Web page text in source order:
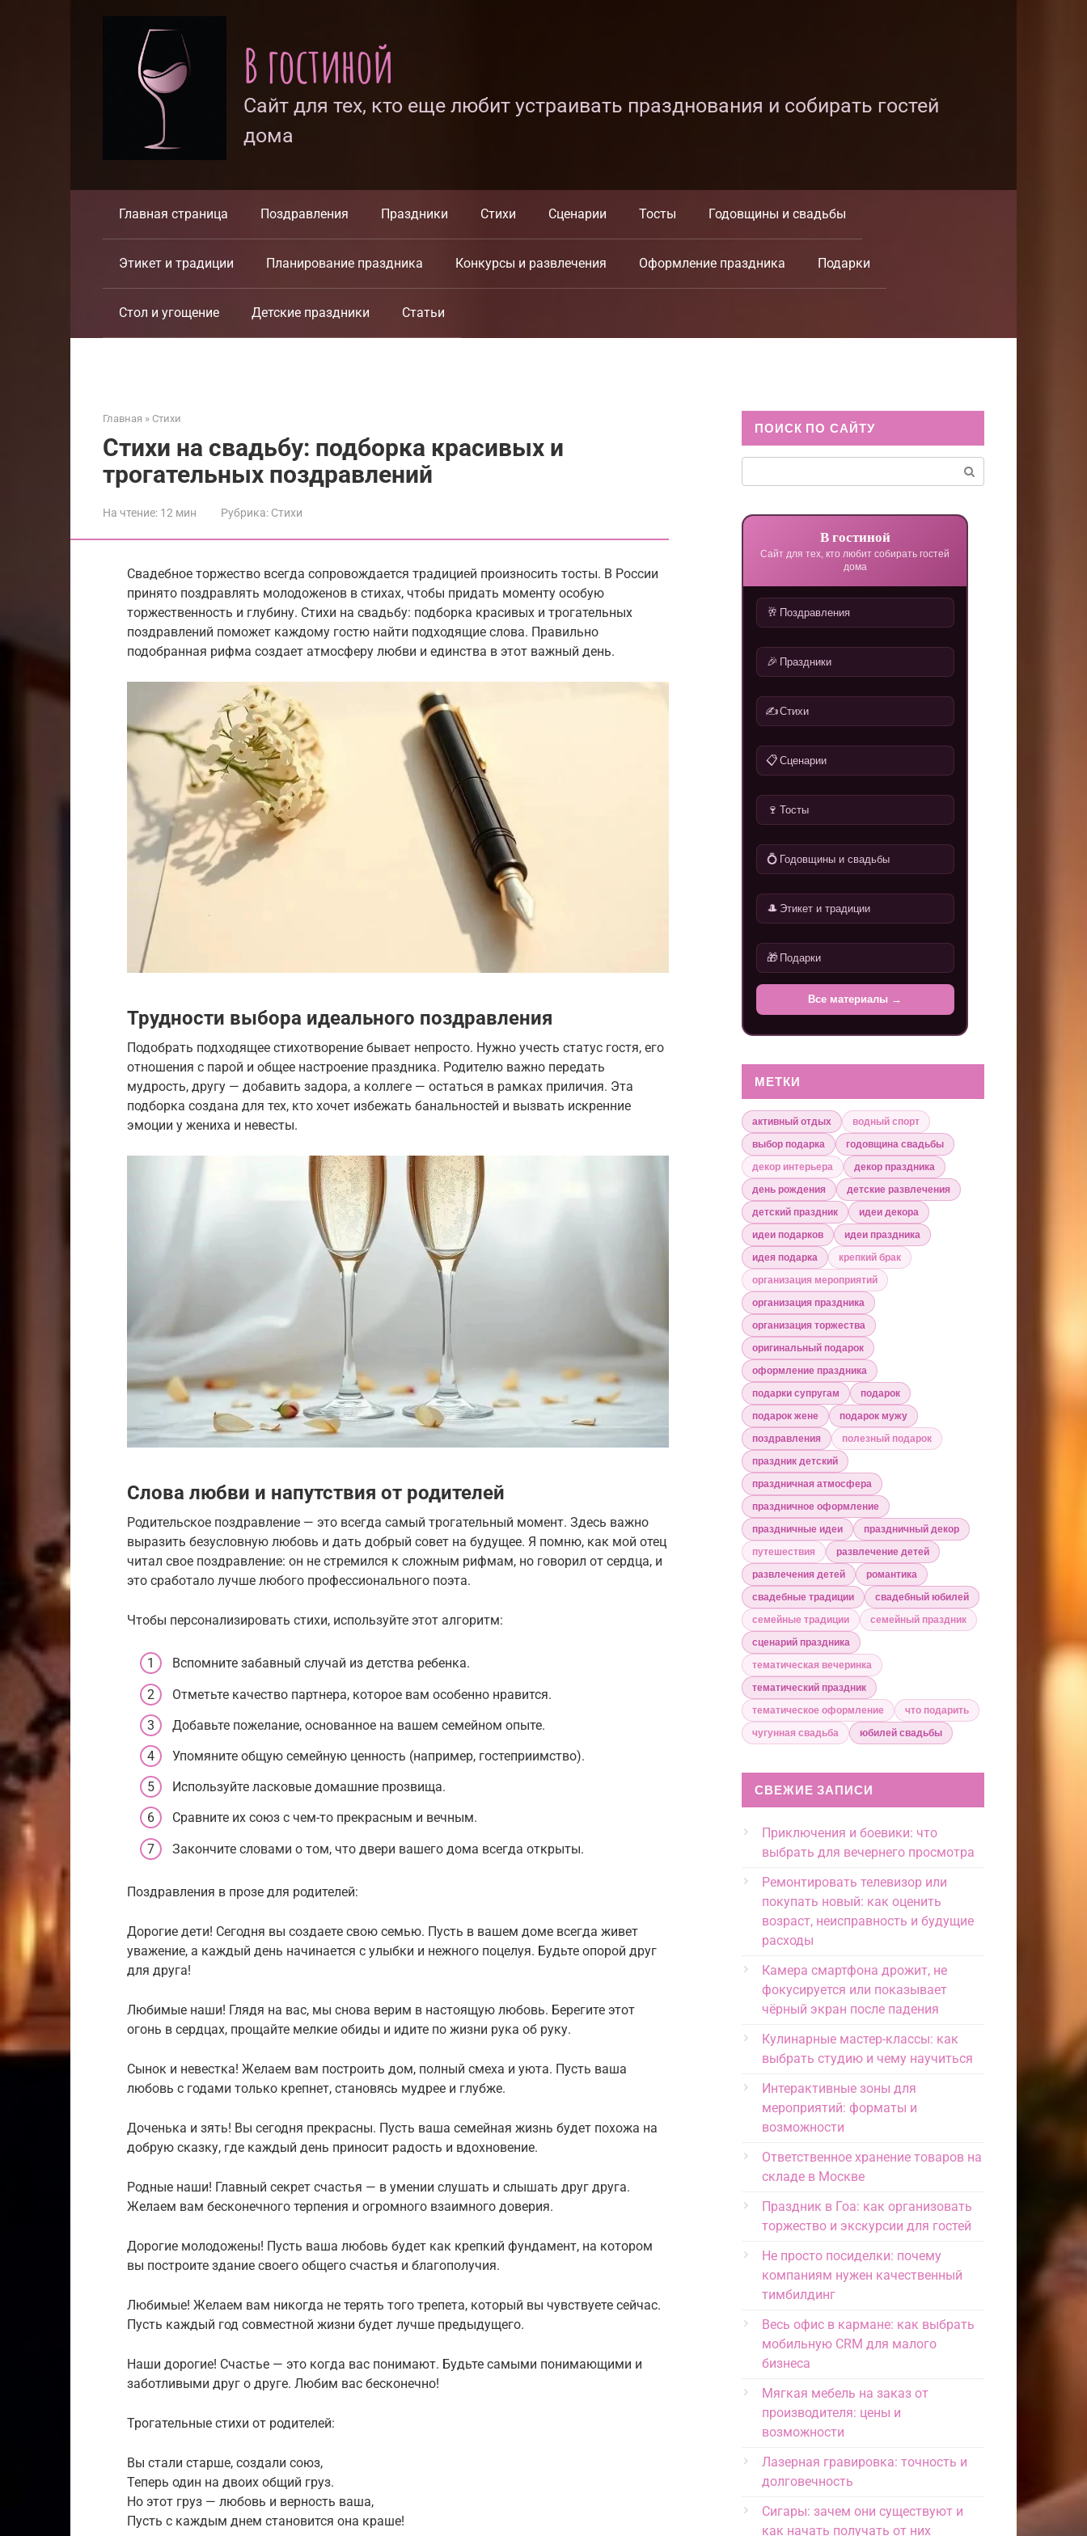
В гостиной
Сайт для тех, кто еще любит устраивать празднования и собирать гостей
дома
Главная страница Поздравления Праздники Стихи Сценарии Тосты Годовщины и свадьбы
Этикет и традиции Планирование праздника Конкурсы и развлечения Оформление праздника Подарки
Стол и угощение Детские праздники Статьи
Главная » Стихи
Стихи на свадьбу: подборка красивых и
трогательных поздравлений
На чтение: 12 мин Рубрика: Стихи
Свадебное торжество всегда сопровождается традицией произносить тосты. В России
принято поздравлять молодоженов в стихах, чтобы придать моменту особую
торжественность и глубину. Стихи на свадьбу: подборка красивых и трогательных
поздравлений поможет каждому гостю найти подходящие слова. Правильно
подобранная рифма создает атмосферу любви и единства в этот важный день.
Трудности выбора идеального поздравления
Подобрать подходящее стихотворение бывает непросто. Нужно учесть статус гостя, его
отношения с парой и общее настроение праздника. Родителю важно передать
мудрость, другу — добавить задора, а коллеге — остаться в рамках приличия. Эта
подборка создана для тех, кто хочет избежать банальностей и вызвать искренние
эмоции у жениха и невесты.
Слова любви и напутствия от родителей
Родительское поздравление — это всегда самый трогательный момент. Здесь важно
выразить безусловную любовь и дать добрый совет на будущее. Я помню, как мой отец
читал свое поздравление: он не стремился к сложным рифмам, но говорил от сердца, и
это сработало лучше любого профессионального поэта.
Чтобы персонализировать стихи, используйте этот алгоритм:
Вспомните забавный случай из детства ребенка.
Отметьте качество партнера, которое вам особенно нравится.
Добавьте пожелание, основанное на вашем семейном опыте.
Упомяните общую семейную ценность (например, гостеприимство).
Используйте ласковые домашние прозвища.
Сравните их союз с чем-то прекрасным и вечным.
Закончите словами о том, что двери вашего дома всегда открыты.
Поздравления в прозе для родителей:
Дорогие дети! Сегодня вы создаете свою семью. Пусть в вашем доме всегда живет
уважение, а каждый день начинается с улыбки и нежного поцелуя. Будьте опорой друг
для друга!
Любимые наши! Глядя на вас, мы снова верим в настоящую любовь. Берегите этот
огонь в сердцах, прощайте мелкие обиды и идите по жизни рука об руку.
Сынок и невестка! Желаем вам построить дом, полный смеха и уюта. Пусть ваша
любовь с годами только крепнет, становясь мудрее и глубже.
Доченька и зять! Вы сегодня прекрасны. Пусть ваша семейная жизнь будет похожа на
добрую сказку, где каждый день приносит радость и вдохновение.
Родные наши! Главный секрет счастья — в умении слушать и слышать друг друга.
Желаем вам бесконечного терпения и огромного взаимного доверия.
Дорогие молодожены! Пусть ваша любовь будет как крепкий фундамент, на котором
вы построите здание своего общего счастья и благополучия.
Любимые! Желаем вам никогда не терять того трепета, который вы чувствуете сейчас.
Пусть каждый год совместной жизни будет лучше предыдущего.
Наши дорогие! Счастье — это когда вас понимают. Будьте самыми понимающими и
заботливыми друг о друге. Любим вас бесконечно!
Трогательные стихи от родителей:
Вы стали старше, создали союз,
Теперь один на двоих общий груз.
Но этот груз — любовь и верность ваша,
Пусть с каждым днем становится она краше!
ПОИСК ПО САЙТУ
В гостиной
Сайт для тех, кто любит собирать гостей
дома
🥂 Поздравления
🎉 Праздники
✍️Стихи
📋 Сценарии
🍷 Тосты
💍 Годовщины и свадьбы
🎩 Этикет и традиции
🎁 Подарки
Все материалы →
МЕТКИ
активный отдых
водный спорт
выбор подарка
годовщина свадьбы
декор интерьера
декор праздника
день рождения
детские развлечения
детский праздник
идеи декора
идеи подарков
идеи праздника
идея подарка
крепкий брак
организация мероприятий
организация праздника
организация торжества
оригинальный подарок
оформление праздника
подарки супругам
подарок
подарок жене
подарок мужу
поздравления
полезный подарок
праздник детский
праздничная атмосфера
праздничное оформление
праздничные идеи
праздничный декор
путешествия
развлечение детей
развлечения детей
романтика
свадебные традиции
свадебный юбилей
семейные традиции
семейный праздник
сценарий праздника
тематическая вечеринка
тематический праздник
тематическое оформление
что подарить
чугунная свадьба
юбилей свадьбы
СВЕЖИЕ ЗАПИСИ
Приключения и боевики: что
выбрать для вечернего просмотра
Ремонтировать телевизор или
покупать новый: как оценить
возраст, неисправность и будущие
расходы
Камера смартфона дрожит, не
фокусируется или показывает
чёрный экран после падения
Кулинарные мастер-классы: как
выбрать студию и чему научиться
Интерактивные зоны для
мероприятий: форматы и
возможности
Ответственное хранение товаров на
складе в Москве
Праздник в Гоа: как организовать
торжество и экскурсии для гостей
Не просто посиделки: почему
компаниям нужен качественный
тимбилдинг
Весь офис в кармане: как выбрать
мобильную CRM для малого
бизнеса
Мягкая мебель на заказ от
производителя: цены и
возможности
Лазерная гравировка: точность и
долговечность
Сигары: зачем они существуют и
как начать получать от них